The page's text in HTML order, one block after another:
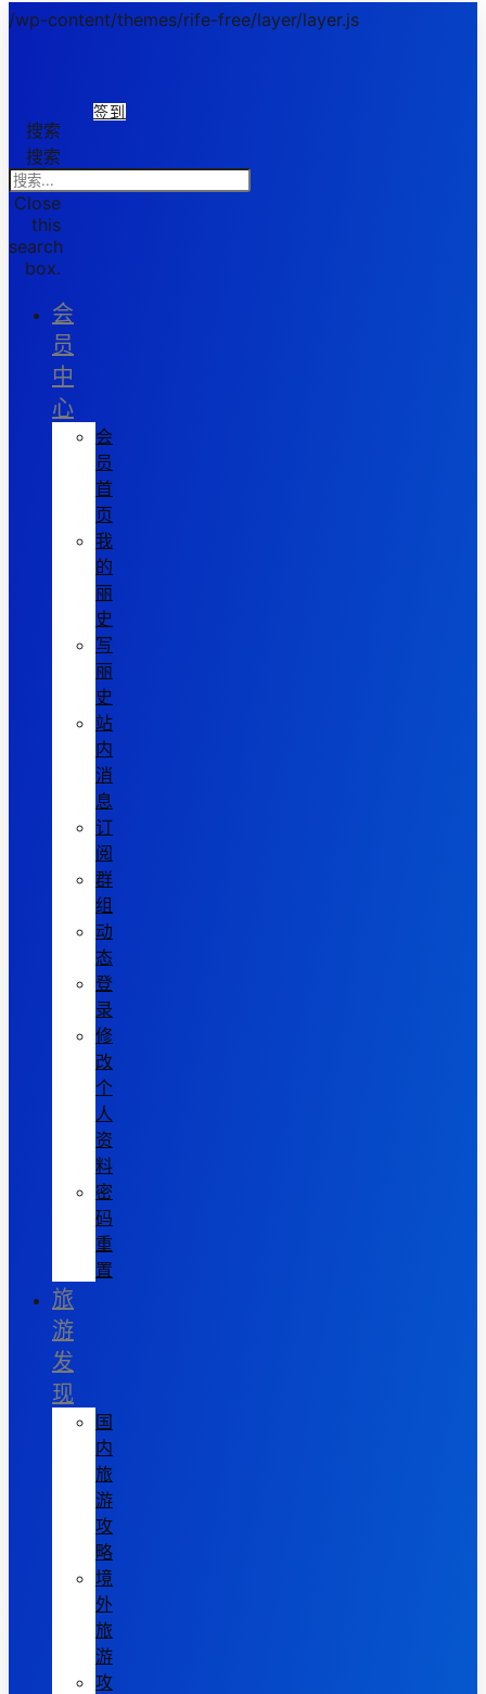
/wp-content/themes/rife-free/layer/layer.js
签到
搜索
搜索
Close
this
search
box.
会
员
中
心
会
员
首
页
我
的
丽
史
写
丽
史
站
内
消
息
订
阅
群
组
动
态
登
录
修
改
个
人
资
料
密
码
重
置
旅
游
发
现
国
内
旅
游
攻
略
境
外
旅
游
攻